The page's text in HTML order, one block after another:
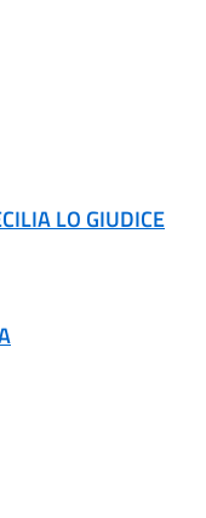
LO GIUDICE